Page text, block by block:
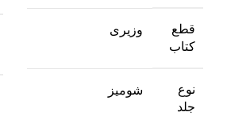
قطع
کتاب
وزیری
نوع
جلد
شومیز